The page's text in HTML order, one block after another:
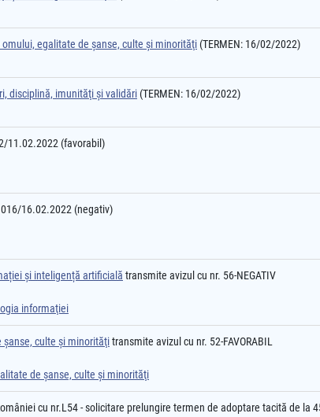
egalitate de şanse, culte şi minorităţi (TERMEN: 16/02/2022)
disciplină, imunităţi şi validări (TERMEN: 16/02/2022)
11.02.2022 (favorabil)
16.02.2022 (negativ)
și inteligență artificială transmite avizul cu nr. 56-NEGATIV
informaţiei
culte şi minorităţitransmite avizul cu nr. 52-FAVORABIL
de şanse, culte şi minorităţi
cu nr.L54 - solicitare prelungire termen de adoptare tacită de la